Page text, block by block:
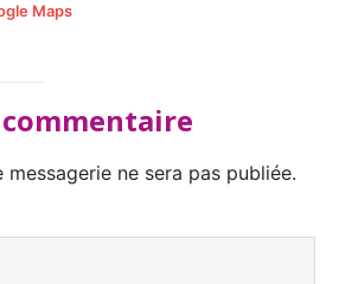
Maps
messagerie ne sera pas publiée.